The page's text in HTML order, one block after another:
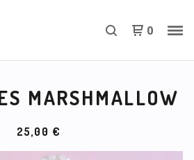
0
MARSHMALLOW
25,00 €